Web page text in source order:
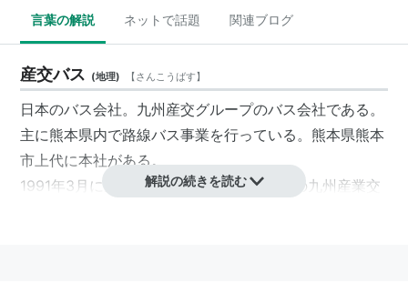
言葉の解説 ネットで話題 関連ブログ
産交バス (地理) 【さんこうばす】
日本のバス会社。 九州産交グループのバス会社である。
主に熊本県内で路線バス事業を行っている。 熊本県熊本
市上代に本社がある。
1991年3月に九州産業交通株式会社（現在の九州産業交
解説の続きを読む